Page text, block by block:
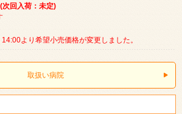
回入荷：未定)
より希望小売価格が変更しました。
取扱い病院